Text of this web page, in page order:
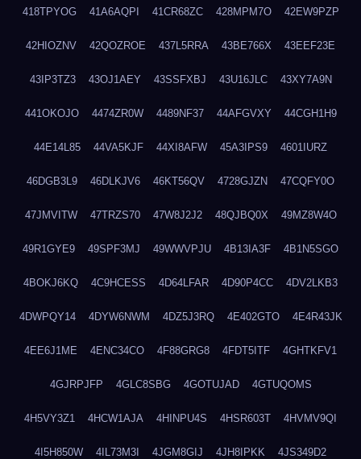
418TPYOG 41A6AQPI 41CR68ZC 428MPM7O 42EW9PZP
42HIOZNV 42QOZROE 437L5RRA 43BE766X 43EEF23E
43IP3TZ3 43OJ1AEY 43SSFXBJ 43U16JLC 43XY7A9N
441OKOJO 4474ZR0W 4489NF37 44AFGVXY 44CGH1H9
44E14L85 44VA5KJF 44XI8AFW 45A3IPS9 4601IURZ
46DGB3L9 46DLKJV6 46KT56QV 4728GJZN 47CQFY0O
47JMVITW 47TRZS70 47W8J2J2 48QJBQ0X 49MZ8W4O
49R1GYE9 49SPF3MJ 49WWVPJU 4B13IA3F 4B1N5SGO
4BOKJ6KQ 4C9HCESS 4D64LFAR 4D90P4CC 4DV2LKB3
4DWPQY14 4DYW6NWM 4DZ5J3RQ 4E402GTO 4E4R43JK
4EE6J1ME 4ENC34CO 4F88GRG8 4FDT5ITF 4GHTKFV1
4GJRPJFP 4GLC8SBG 4GOTUJAD 4GTUQOMS
4H5VY3Z1 4HCW1AJA 4HINPU4S 4HSR603T 4HVMV9QI
4I5H850W 4IL73M3I 4JGM8GIJ 4JH8IPKK 4JS349D2